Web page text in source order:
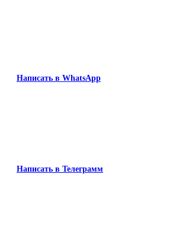
Написать в WhatsApp
Написать в Телеграмм